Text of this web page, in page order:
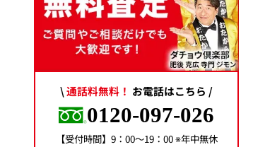
\通話料無料！ お電話はこちら /
0120-097-026
【受付時間】9：00〜19：00 ※年中無休